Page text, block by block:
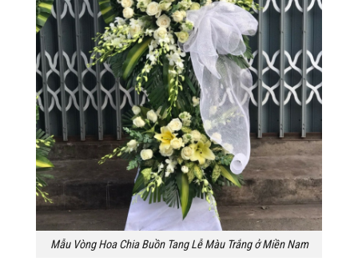
Mẫu Vòng Hoa Chia Buồn Tang Lễ Màu Trắng ở Miền Nam